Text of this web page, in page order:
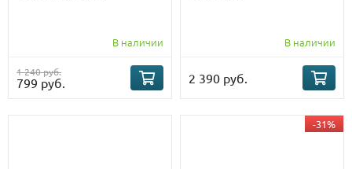
В наличии
1 240 руб.
799 руб.
В наличии
2 390 руб.
-31%